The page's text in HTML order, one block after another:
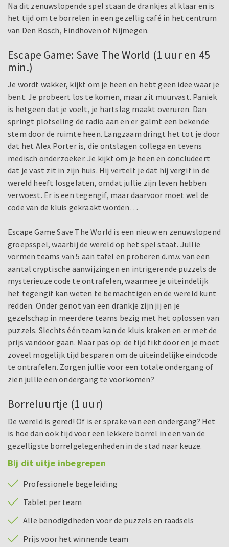
Na dit zenuwslopende spel staan de drankjes al klaar en is
het tijd om te borrelen in een gezellig café in het centrum
van Den Bosch, Eindhoven of Nijmegen.
Escape Game: Save The World (1 uur en 45
min.)
Je wordt wakker, kijkt om je heen en hebt geen idee waar je
bent. Je probeert los te komen, maar zit muurvast. Paniek
is hetgeen dat je voelt, je hartslag maakt overuren. Dan
springt plotseling de radio aan en er galmt een bekende
stem door de ruimte heen. Langzaam dringt het tot je door
dat het Alex Porter is, die ontslagen collega en tevens
medisch onderzoeker. Je kijkt om je heen en concludeert
dat je vast zit in zijn huis. Hij vertelt je dat hij vergif in de
wereld heeft losgelaten, omdat jullie zijn leven hebben
verwoest. Er is een tegengif, maar daarvoor moet wel de
code van de kluis gekraakt worden…
Escape Game Save The World is een nieuw en zenuwslopend
groepsspel, waarbij de wereld op het spel staat. Jullie
vormen teams van 5 aan tafel en proberen d.m.v. van een
aantal cryptische aanwijzingen en intrigerende puzzels de
mysterieuze code te ontrafelen, waarmee je uiteindelijk
het tegengif kan weten te bemachtigen en de wereld kunt
redden. Onder genot van een drankje zijn jij en je
gezelschap in meerdere teams bezig met het oplossen van
puzzels. Slechts één team kan de kluis kraken en er met de
prijs vandoor gaan. Maar pas op: de tijd tikt door en je moet
zoveel mogelijk tijd besparen om de uiteindelijke eindcode
te ontrafelen. Zorgen jullie voor een totale ondergang of
zien jullie een ondergang te voorkomen?
Borreluurtje (1 uur)
De wereld is gered! Of is er sprake van een ondergang? Het
is hoe dan ook tijd voor een lekkere borrel in een van de
gezelligste borrelgelegenheden in de stad naar keuze.
Bij dit uitje inbegrepen
Professionele begeleiding
Tablet per team
Alle benodigdheden voor de puzzels en raadsels
Prijs voor het winnende team